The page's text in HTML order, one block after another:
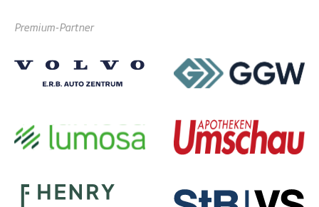
Premium-Partner